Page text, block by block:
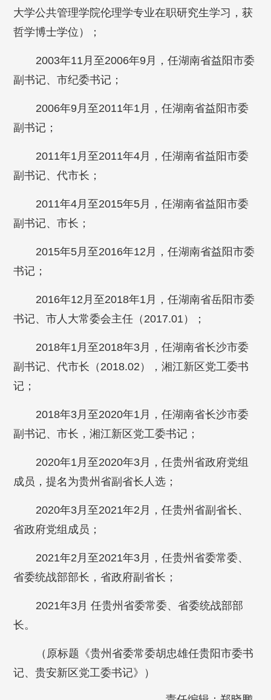
大学公共管理学院伦理学专业在职研究生学习，获
哲学博士学位）；
2003年11月至2006年9月，任湖南省益阳市委
副书记、市纪委书记；
2006年9月至2011年1月，任湖南省益阳市委
副书记；
2011年1月至2011年4月，任湖南省益阳市委
副书记、代市长；
2011年4月至2015年5月，任湖南省益阳市委
副书记、市长；
2015年5月至2016年12月，任湖南省益阳市委
书记；
2016年12月至2018年1月，任湖南省岳阳市委
书记、市人大常委会主任（2017.01）；
2018年1月至2018年3月，任湖南省长沙市委
副书记、代市长（2018.02），湘江新区党工委书
记；
2018年3月至2020年1月，任湖南省长沙市委
副书记、市长，湘江新区党工委书记；
2020年1月至2020年3月，任贵州省政府党组
成员，提名为贵州省副省长人选；
2020年3月至2021年2月，任贵州省副省长、
省政府党组成员；
2021年2月至2021年3月，任贵州省委常委、
省委统战部部长，省政府副省长；
2021年3月 任贵州省委常委、省委统战部部
长。
（原标题《贵州省委常委胡忠雄任贵阳市委书
记、贵安新区党工委书记》）